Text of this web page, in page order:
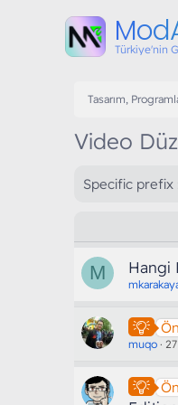
Türkiye'nin
Tasarım,
Video
Specific prefix
M Hangi
muqo